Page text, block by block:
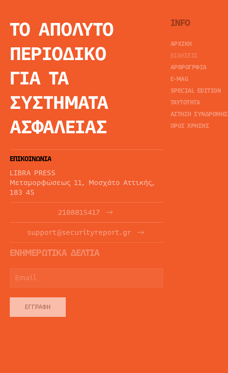
ΤΟ ΑΠΟΛΥΤΟ
ΠΕΡΙΟΔΙΚΟ
ΓΙΑ ΤΑ
ΣΥΣΤΗΜΑΤΑ
ΑΣΦΑΛΕΙΑΣ
ΕΠΙΚΟΙΝΩΝΙΑ
LIBRA PRESS
Μεταμορφώσεως 11, Μοσχάτο Αττικής,
183 45
2108815417
support@securityreport.gr
ΕΝΗΜΕΡΩΤΙΚΑ ΔΕΛΤΙΑ
ΕΓΓΡΑΦΉ
INFO
ΑΡΧΙΚΗ
ΕΙΔΗΣΕΙΣ
ΑΡΘΡΟΓΡΦΙΑ
E-MAG
SPECIAL EDITION
ΤΑΥΤΟΤΗΤΑ
ΑΙΤΗΣΗ ΣΥΝΔΡΟΜΗΣ
ΟΡΟΙ ΧΡΗΣΗΣ